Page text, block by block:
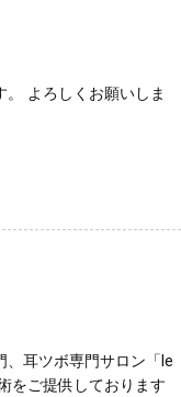
よろしくお願いしま
、耳ツボ専門サロン「le
をご提供しております